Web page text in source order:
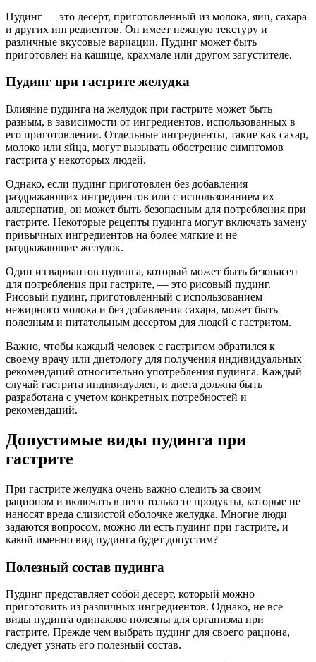
Пудинг — это десерт, приготовленный из молока, яиц, сахара
и других ингредиентов. Он имеет нежную текстуру и
различные вкусовые вариации. Пудинг может быть
приготовлен на кашице, крахмале или другом загустителе.
Пудинг при гастрите желудка
Влияние пудинга на желудок при гастрите может быть
разным, в зависимости от ингредиентов, использованных в
его приготовлении. Отдельные ингредиенты, такие как сахар,
молоко или яйца, могут вызывать обострение симптомов
гастрита у некоторых людей.
Однако, если пудинг приготовлен без добавления
раздражающих ингредиентов или с использованием их
альтернатив, он может быть безопасным для потребления при
гастрите. Некоторые рецепты пудинга могут включать замену
привычных ингредиентов на более мягкие и не
раздражающие желудок.
Один из вариантов пудинга, который может быть безопасен
для потребления при гастрите, — это рисовый пудинг.
Рисовый пудинг, приготовленный с использованием
нежирного молока и без добавления сахара, может быть
полезным и питательным десертом для людей с гастритом.
Важно, чтобы каждый человек с гастритом обратился к
своему врачу или диетологу для получения индивидуальных
рекомендаций относительно употребления пудинга. Каждый
случай гастрита индивидуален, и диета должна быть
разработана с учетом конкретных потребностей и
рекомендаций.
Допустимые виды пудинга при
гастрите
При гастрите желудка очень важно следить за своим
рационом и включать в него только те продукты, которые не
наносят вреда слизистой оболочке желудка. Многие люди
задаются вопросом, можно ли есть пудинг при гастрите, и
какой именно вид пудинга будет допустим?
Полезный состав пудинга
Пудинг представляет собой десерт, который можно
приготовить из различных ингредиентов. Однако, не все
виды пудинга одинаково полезны для организма при
гастрите. Прежде чем выбрать пудинг для своего рациона,
следует узнать его полезный состав.